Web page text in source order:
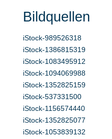
Bildquellen
iStock-989526318
iStock-1386815319
iStock-1083495912
iStock-1094069988
iStock-1352825159
iStock-537331500
iStock-1156574440
iStock-1352825077
iStock-1053839132